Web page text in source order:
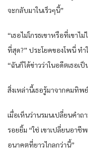
จะกลับมาในเร็วๆนี้”
“เธอไม่โกรธเขาหรือที่เขาไ
ที่สุด?” ประโยคของโพนี่ ท
“ฉันก็ได้ข่าวว่าในอดีตเธอเ
สิ่งเหล่านี้เธอรู้มาจากคมทิพย์
เมื่อเห็นว่านรมนเปลี่ยนคำถ
รอยยิ้ม “ใช่ เขาเปลี่ยนอา
อนาคตที่ยาวไกลกว่านี้”